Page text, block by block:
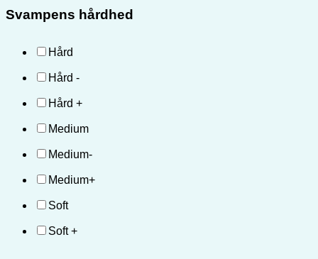
Svampens hårdhed
Hård
Hård -
Hård +
Medium
Medium-
Medium+
Soft
Soft +